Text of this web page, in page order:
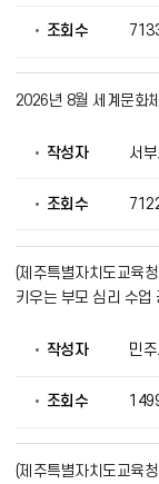
조회수
2026년 8월 세계문화
작성자 서
조회수
(제주특별자치도교육
키우는 부모 심리 수업
작성자 민
조회수
(제주특별자치도교육